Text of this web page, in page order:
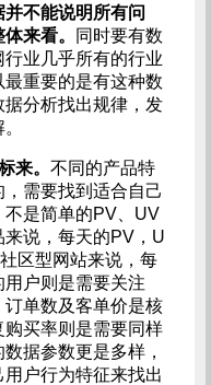
不能说明所有问
来看。
同时要有数
业几乎所有的行业
重要的是有这种数
分析找出规律，发
来。 不同的产品特
需要找到适合自己
不是简单的PV、UV
说，每天的PV，U
区型网站来说，每
户则是需要关注
单数及客单价是核
买率则是需要同样
据参数更是多样，
户行为特征来找出